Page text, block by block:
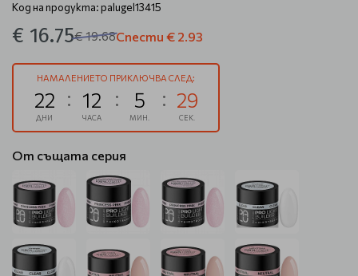
Код на продукта: palugel13415
€ 16.75€ 19.68Спести € 2.93
НАМАЛЕНИЕТО ПРИКЛЮЧВА СЛЕД:
22
ДНИ
12
ЧАСА
5
МИН.
29
СЕК.
От същата серия